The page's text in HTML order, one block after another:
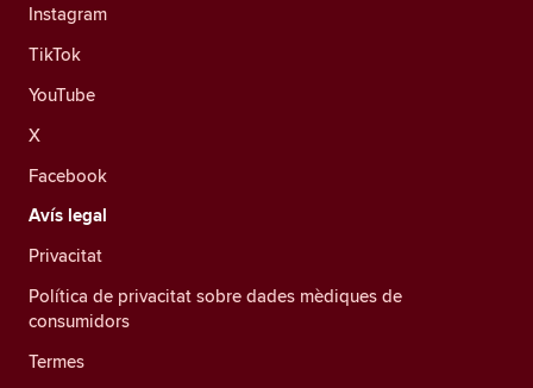
Instagram
TikTok
YouTube
X
Facebook
Avís legal
Privacitat
Política de privacitat sobre dades mèdiques de
consumidors
Termes